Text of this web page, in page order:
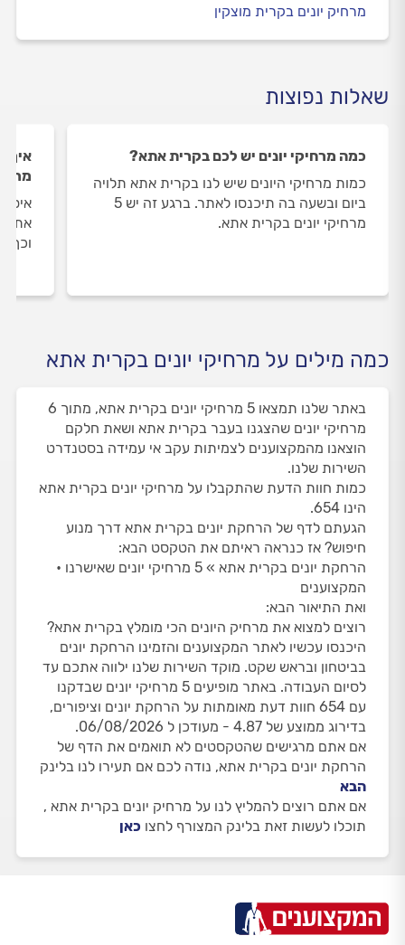
מרחיק יונים בקרית מוצקין
שאלות נפוצות
כמה מרחיקי יונים יש לכם בקרית אתא?
כמות מרחיקי היונים שיש לנו בקרית אתא תלויה
ביום ובשעה בה תיכנסו לאתר. ברגע זה יש 5
מרחיקי יונים בקרית אתא.
איך
אתא
וכך
כמה מילים על מרחיקי יונים בקרית אתא
באתר שלנו תמצאו 5 מרחיקי יונים בקרית אתא, מתוך 6
מרחיקי יונים שהצגנו בעבר בקרית אתא ושאת חלקם
הוצאנו מהמקצוענים לצמיתות עקב אי עמידה בסטנדרט
השירות שלנו.
כמות חוות הדעת שהתקבלו על מרחיקי יונים בקרית אתא
הינו 654.
הגעתם לדף של הרחקת יונים בקרית אתא דרך מנוע
חיפוש? אז כנראה ראיתם את הטקסט הבא:
הרחקת יונים בקרית אתא » 5 מרחיקי יונים שאישרנו •
המקצוענים
ואת התיאור הבא:
רוצים למצוא את מרחיק היונים הכי מומלץ בקרית אתא?
היכנסו עכשיו לאתר המקצוענים והזמינו הרחקת יונים
בביטחון ובראש שקט. מוקד השירות שלנו ילווה אתכם עד
לסיום העבודה. באתר מופיעים 5 מרחיקי יונים שבדקנו
עם 654 חוות דעת מאומתות על הרחקת יונים וציפורים,
בדירוג ממוצע של 4.87 - מעודכן ל 06/08/2026.
אם אתם מרגישים שהטקסטים לא תואמים את הדף של
הרחקת יונים בקרית אתא, נודה לכם אם תעירו לנו בלינק
הבא
אם אתם רוצים להמליץ לנו על מרחיק יונים בקרית אתא ,
תוכלו לעשות זאת בלינק המצורף לחצו כאן